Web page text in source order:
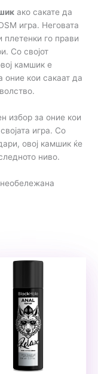
ако сакате да
игра. Неговата
го прави
Со својот
камшик е
оние кои сакаат да
избор за оние кои
игра. Со
овој камшик ќе
ниво.